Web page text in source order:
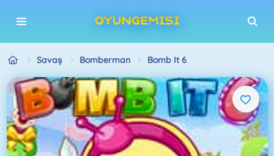
Savaş Bomberman Bomb It 6